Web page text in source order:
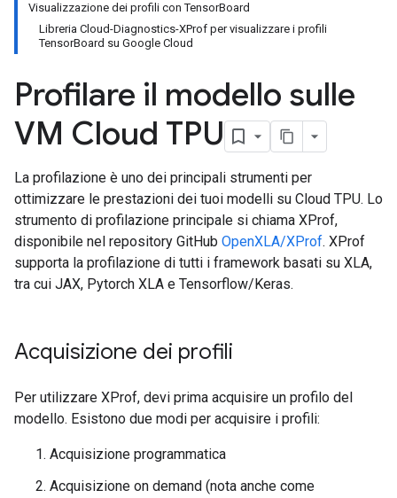
Visualizzazione dei profili con TensorBoard
Libreria Cloud-Diagnostics-XProf per visualizzare i profili
TensorBoard su Google Cloud
Profilare il modello sulle
VM Cloud TPU
La profilazione è uno dei principali strumenti per
ottimizzare le prestazioni dei tuoi modelli su Cloud TPU. Lo
strumento di profilazione principale si chiama XProf,
disponibile nel repository GitHub OpenXLA/XProf. XProf
supporta la profilazione di tutti i framework basati su XLA,
tra cui JAX, Pytorch XLA e Tensorflow/Keras.
Acquisizione dei profili
Per utilizzare XProf, devi prima acquisire un profilo del
modello. Esistono due modi per acquisire i profili:
Acquisizione programmatica
Acquisizione on demand (nota anche come